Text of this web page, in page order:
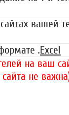
вашей
.Excel
на ваш
не